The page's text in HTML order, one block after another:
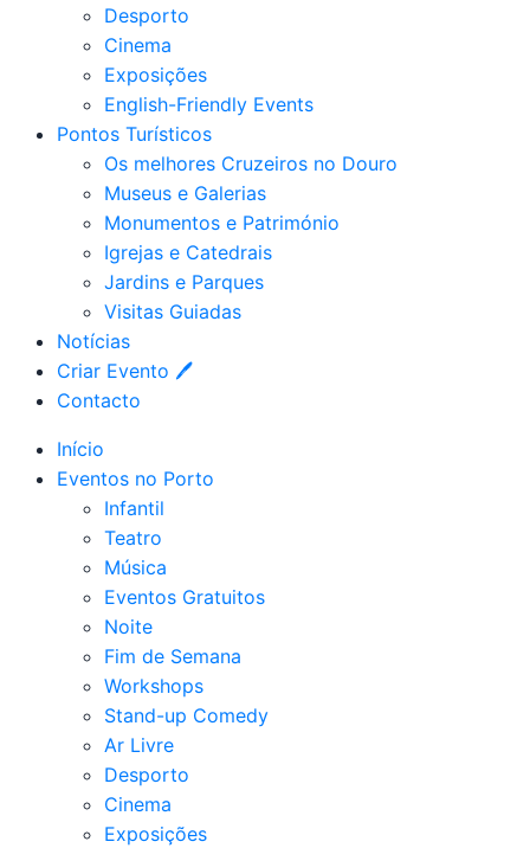
Desporto
Cinema
Exposições
English-Friendly Events
Pontos Turísticos
Os melhores Cruzeiros no Douro​
Museus e Galerias
Monumentos e Património
Igrejas e Catedrais
Jardins e Parques
Visitas Guiadas
Notícias
Criar Evento 🖊
Contacto
Início
Eventos no Porto
Infantil
Teatro
Música
Eventos Gratuitos
Noite
Fim de Semana
Workshops
Stand-up Comedy
Ar Livre
Desporto
Cinema
Exposições